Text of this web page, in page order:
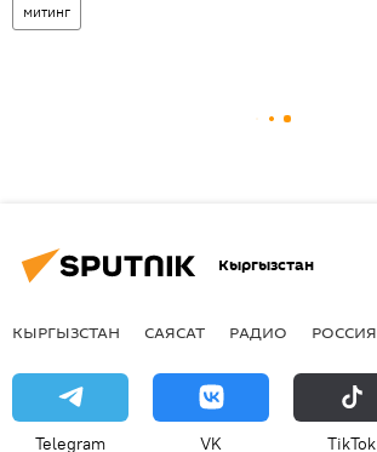
митинг
Кыргызстан
КЫРГЫЗСТАН САЯСАТ РАДИО РОССИЯ
Telegram VK ТikТоk